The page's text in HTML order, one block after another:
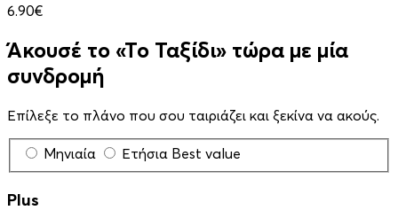
6.90€
Άκουσέ το «Το Ταξίδι» τώρα με μία
συνδρομή
Επίλεξε το πλάνο που σου ταιριάζει και ξεκίνα να ακούς.
Μηνιαία Ετήσια Best value
Plus